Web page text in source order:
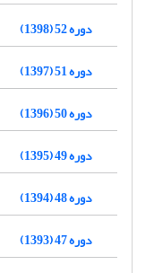
دوره 52 (1398)
دوره 51 (1397)
دوره 50 (1396)
دوره 49 (1395)
دوره 48 (1394)
دوره 47 (1393)